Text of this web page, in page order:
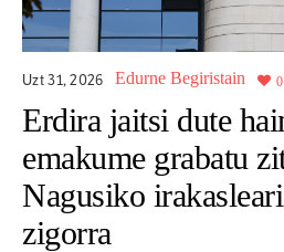
Uzt 31,2026 Edurne Begiristain 0
Erdira jaitsi dute
emakume grabatu
Nagusiko
zigorra